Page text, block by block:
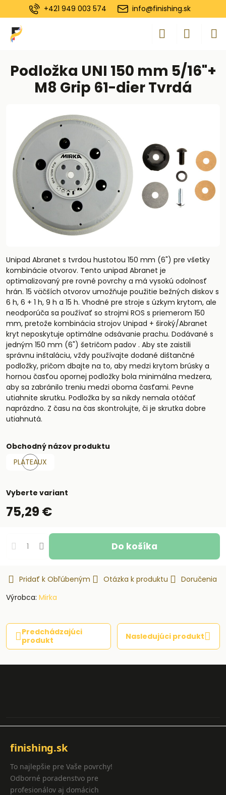
+421 949 003 574 info@finishing.sk
Podložka UNI 150 mm 5/16"+
M8 Grip 61-dier Tvrdá
Unipad Abranet s tvrdou hustotou 150 mm (6") pre všetky
kombinácie otvorov. Tento unipad Abranet je
optimalizovaný pre rovné povrchy a má vysokú odolnosť
hrán. 15 väčších otvorov umožňuje použitie bežných diskov s
6 h, 6 + 1 h, 9 h a 15 h. Vhodné pre stroje s úzkym krytom, ale
neodporúča sa používať so strojmi ROS s priemerom 150
mm, pretože kombinácia strojov Unipad + široký/Abranet
kryt neposkytuje optimálne odsávanie prachu. Dodávané s
jedným 150 mm (6") šetričom padov . Aby ste zaistili
správnu inštaláciu, vždy používajte dodané dištančné
podložky, pričom dbajte na to, aby medzi krytom brúsky a
hornou časťou opornej podložky bola minimálna medzera,
aby sa zabránilo treniu medzi oboma časťami. Pevne
utiahnite skrutku. Podložka by sa nikdy nemala otáčať
naprázdno. Z času na čas skontrolujte, či je skrutka dobre
utiahnutá.
Obchodný názov produktu
PLATEAUX
Vyberte variant
75,29 €
Do košíka
Pridať k Obľúbeným Otázka k produktu
Doručenia
Výrobca: Mirka
Predchádzajúci
produkt
Nasledujúci produkt
finishing.sk
To najlepšie pre Vaše povrchy!
Odborné poradenstvo pre
profesionálov aj domácich